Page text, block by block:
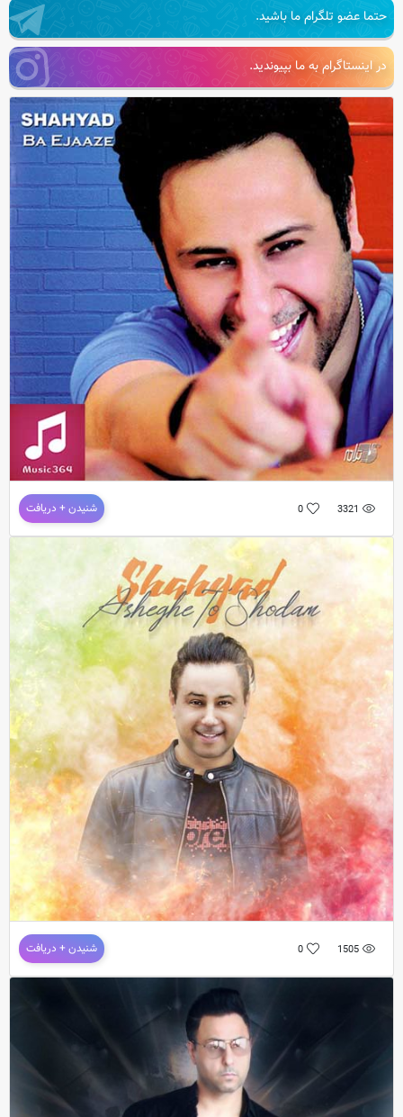
حتما عضو تلگرام ما باشید.
در اینستاگرام به ما بپیوندید.
دانلود آهنگ فوق العاده زیبایشهیادبه ناماحتیاج ( درخواستی کاربران)
3321
0 شنیدن + دریافت
1505
0 شنیدن + دریافت